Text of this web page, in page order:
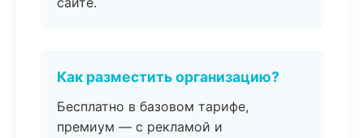
Как разместить организацию?
Бесплатно в базовом тарифе,
премиум — с рекламой и